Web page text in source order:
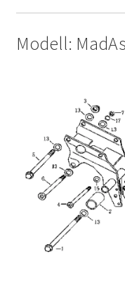
Modell: